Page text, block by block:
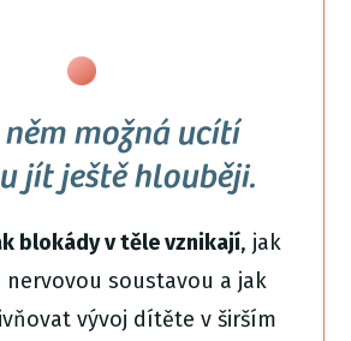
možná ucítí
jít ještě hlouběji.
blokády v těle vznikají, jak
nervovou soustavou a jak
vývoj dítěte v širším